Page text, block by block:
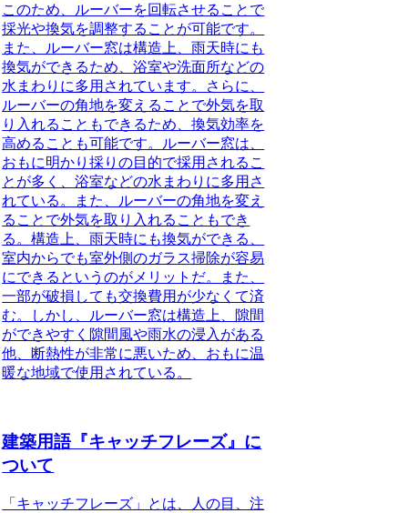
このため、ルーバーを回転させることで
採光や換気を調整することが可能です。
また、ルーバー窓は構造上、雨天時にも
換気ができるため、浴室や洗面所などの
水まわりに多用されています。さらに、
ルーバーの角地を変えることで外気を取
り入れることもできるため、換気効率を
高めることも可能です。ルーバー窓は、
おもに明かり採りの目的で採用されるこ
とが多く、浴室などの水まわりに多用さ
れている。また、ルーバーの角地を変え
ることで外気を取り入れることもでき
る。構造上、雨天時にも換気ができる、
室内からでも室外側のガラス掃除が容易
にできるというのがメリットだ。また、
一部が破損しても交換費用が少なくて済
む。しかし、ルーバー窓は構造上、隙間
ができやすく隙間風や雨水の浸入がある
他、断熱性が非常に悪いため、おもに温
暖な地域で使用されている。
建築用語『キャッチフレーズ』に
ついて
「キャッチフレーズ」とは、人の目、注